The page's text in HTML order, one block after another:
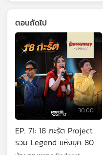
ตอนถัดไป
30:00
EP. 71: 18 กะรัต Project
รวม Legend แห่งยุค 80